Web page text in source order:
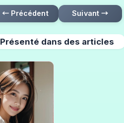
← Précédent Suivant →
Présenté dans des articles